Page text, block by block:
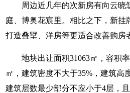
周边近几年的次新房有向云晓
庭、博奥花宸里。相比之下，新挂
打造叠墅、洋房等更适合改善购房
地块出让面积31063㎡，容积
㎡，建筑密度不大于35%，建筑高
建筑层数最少部分不应小于4层，